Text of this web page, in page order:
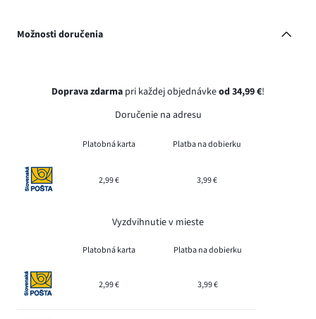
Možnosti doručenia
Doprava zdarma pri každej objednávkeod 34,99 €!
Doručenie na adresu
Platobná karta Platba na dobierku
2,99 € 3,99 €
Vyzdvihnutie v mieste
Platobná karta Platba na dobierku
2,99 € 3,99 €